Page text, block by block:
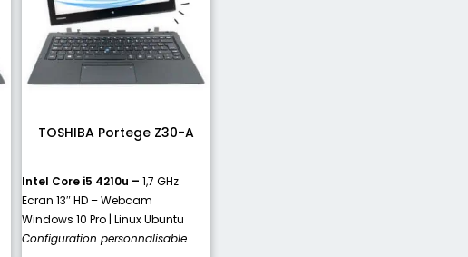
TOSHIBA Portege Z30-A
Intel Core i5 4210u –1,7 GHz
Ecran 13″ HD – Webcam
Windows 10 Pro | Linux Ubuntu
Configuration personnalisable